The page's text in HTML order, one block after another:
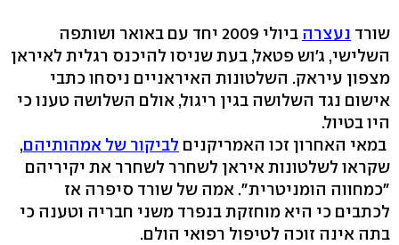
שורד נעצרה
ביולי 2009 יחד עם באואר ושותפה
השלישי, ג'וש פטאל, בעת שניסו להיכנס רגלית לאיראן
מצפון עיראק. השלטונות האיראניים ניסחו כתבי
אישום נגד השלושה בגין ריגול, אולם השלושה טענו כי
היו בטיול.
במאי האחרון זכו האמריקנים לביקור של אמהותיהם,
שקראו לשלטונות איראן לשחרר לשחרר את יקיריהם
"כמחווה הומניטרית". אמה של שורד סיפרה אז
לכתבים כי היא מוחזקת בנפרד משני חבריה וטענה כי
בתה אינה זוכה לטיפול רפואי הולם.